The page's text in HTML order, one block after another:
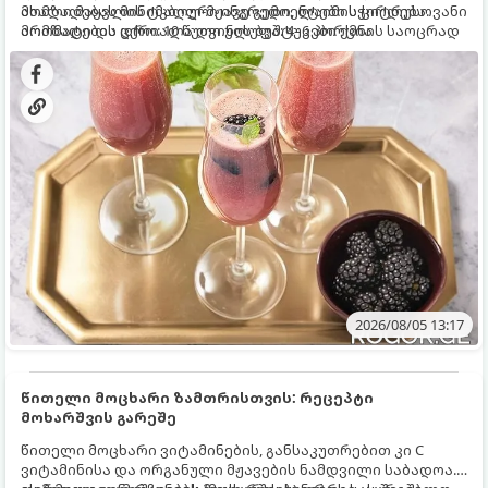
ახალი მაყვლის ტკბილ-მჟავე გემო, ლაიმის ციტრუსოვანი
არომატი და ცქრიალა ღვინის ბუშტუკები ქმნის საოცრად
დახვეწილ და მაგრილებელ კოქტეილს.
მომზადებას მინიმალური ინგრედიენტები სჭირდება.
მომზადების დრო: 10 წუთი ულუფა: 4–6 პორცია
2026/08/05 13:17
წითელი მოცხარი ზამთრისთვის: რეცეპტი
მოხარშვის გარეშე
წითელი მოცხარი ვიტამინების, განსაკუთრებით კი C
ვიტამინისა და ორგანული მჟავების ნამდვილი საბადოა.